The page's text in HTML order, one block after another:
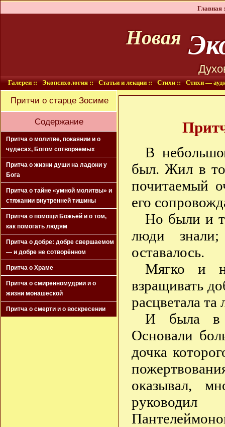
Главная
Новая
Галереи :: Экопсихология :: Статьи и лекции :: Стихи :: Стихи —
Притчи о старце Зосиме
Содержание
Притча о молитве, покаянии и о
чудесах, Богом сотворяемых
Притча о жизни души на ладони у
Бога
Притча о тайне «умной молитвы» и
стяжании внутренней тишины
Притча о помощи Божьей и о том,
как помогать людям
Притча о добре: добре свершаемом
— и добре не сотворённом
Притча о Храме
Притча о смиренномудрии и о
жизни монашеской
Притча о смерти и о воскресении
В
был. Жил в
почитаемый
его
Но были и
люди
оставалось.
Мягко и
взращивать
расцветала
И была в
Основали
дочка
оказывал,